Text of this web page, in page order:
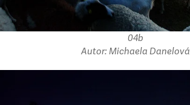
04b
Autor: Michaela Danelová